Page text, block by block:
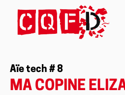
Aïe tech # 8
MA COPINE